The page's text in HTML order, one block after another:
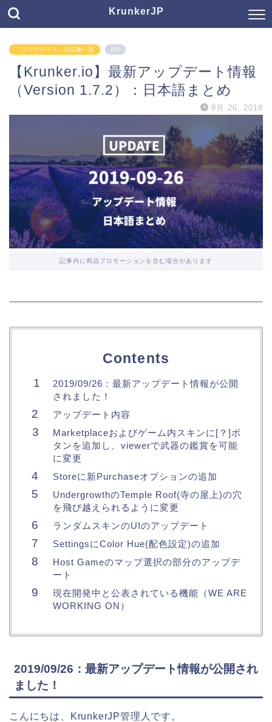
KrunkerJP
「アップデート」の記事一覧 PR
【Krunker.io】最新アップデート情報
（Version 1.7.2）：日本語まとめ
9月 26, 2019
記事内に商品プロモーションを含む場合があります
Contents
2019/09/26：最新アップデート情報が公開
されました！
アップデート内容
Marketplaceおよびゲーム内スキンに[？]ボ
タンを追加し、viewerで武器の鑑賞を可能
に変更
Storeに新Purchaseオプションの追加
UndergrowthのTemple Roof(寺の屋上)の穴
を飛び越えられるように変更
ランダムスキンのUIのアップデート
SettingsにColor Hue(配色設定)の追加
Host Gameのマップ選択の部分のアップデ
ート
現在開発中と公表されている機能（WE ARE
WORKING ON）
2019/09/26：最新アップデート情報が公開され
ました！
こんにちは、KrunkerJP管理人です。